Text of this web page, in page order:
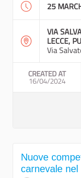
25
VIA
LECCE,
Via
CREATED AT
16/04/2024
Nuove
carnevale nel